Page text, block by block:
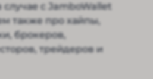
с JamboWallet
также про хайпы,
брокеров,
трейдеров и